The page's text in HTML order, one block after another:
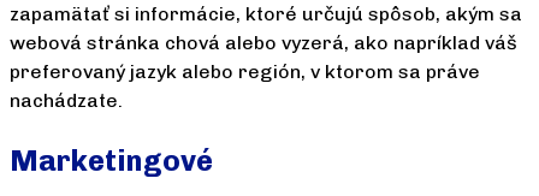
zapamätať si informácie, ktoré určujú spôsob, akým sa
webová stránka chová alebo vyzerá, ako napríklad váš
preferovaný jazyk alebo región, v ktorom sa práve
nachádzate.
Marketingové